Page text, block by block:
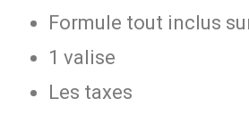
Formule tout inclus
1 valise
Les taxes